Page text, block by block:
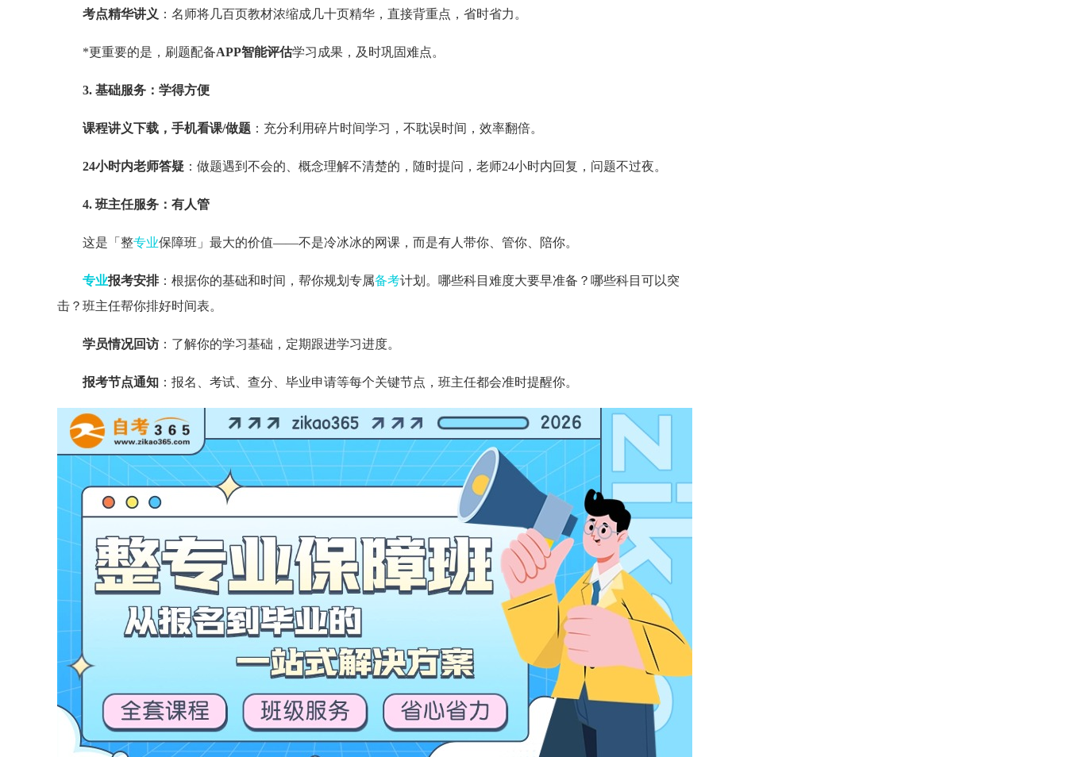
考点精华讲义 ：名师将几百页教材浓缩成几十页精华，直接背重点，省时省力。
*更重要的是，刷题配备APP智能评估学习成果，及时巩固难点。
3. 基础服务：学得方便
课程讲义下载，手机看课/做题 ：充分利用碎片时间学习，不耽误时间，效率翻倍。
24小时内老师答疑 ：做题遇到不会的、概念理解不清楚的，随时提问，老师24小时内回复，问题不过夜。
4. 班主任服务：有人管
这是「整专业保障班」最大的价值——不是冷冰冰的网课，而是有人带你、管你、陪你。
专业报考安排：根据你的基础和时间，帮你规划专属备考计划。哪些科目难度大要早准备？哪些科目可以突
击？班主任帮你排好时间表。
学员情况回访 ：了解你的学习基础，定期跟进学习进度。
报考节点通知 ：报名、考试、查分、毕业申请等每个关键节点，班主任都会准时提醒你。